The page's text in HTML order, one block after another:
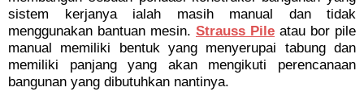
sistem kerjanya ialah masih manual dan tidak
menggunakan bantuan mesin. Strauss Pile atau bor pile
manual memiliki bentuk yang menyerupai tabung dan
memiliki panjang yang akan mengikuti perencanaan
bangunan yang dibutuhkan nantinya.